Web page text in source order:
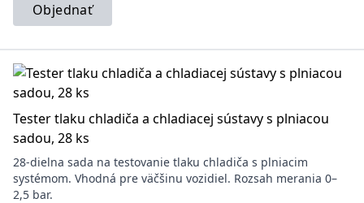
Objednať
Tester tlaku chladiča a chladiacej sústavy s plniacou
sadou, 28 ks
28-dielna sada na testovanie tlaku chladiča s plniacim
systémom. Vhodná pre väčšinu vozidiel. Rozsah merania 0–
2,5 bar.